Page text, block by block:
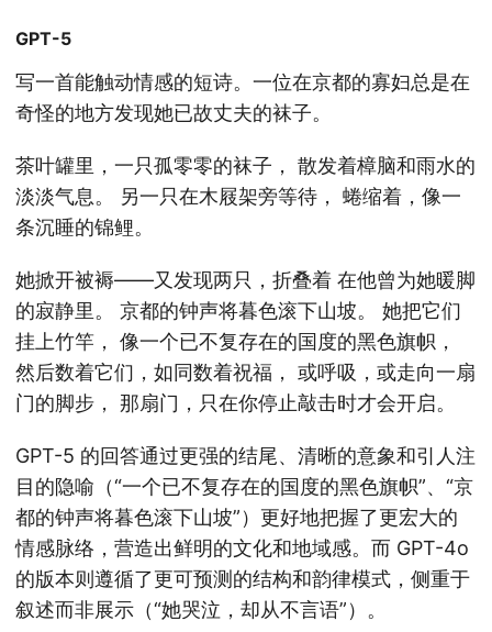
GPT-5
写一首能触动情感的短诗。一位在京都的寡妇总是在
奇怪的地方发现她已故丈夫的袜子。
茶叶罐里，一只孤零零的袜子， 散发着樟脑和雨水的
淡淡气息。 另一只在木屐架旁等待， 蜷缩着，像一
条沉睡的锦鲤。
她掀开被褥——又发现两只，折叠着 在他曾为她暖脚
的寂静里。 京都的钟声将暮色滚下山坡。 她把它们
挂上竹竿， 像一个已不复存在的国度的黑色旗帜，
然后数着它们，如同数着祝福， 或呼吸，或走向一扇
门的脚步， 那扇门，只在你停止敲击时才会开启。
GPT-5 的回答通过更强的结尾、清晰的意象和引人注
目的隐喻（“一个已不复存在的国度的黑色旗帜”、“京
都的钟声将暮色滚下山坡”）更好地把握了更宏大的
情感脉络，营造出鲜明的文化和地域感。而 GPT-4o
的版本则遵循了更可预测的结构和韵律模式，侧重于
叙述而非展示（“她哭泣，却从不言语”）。